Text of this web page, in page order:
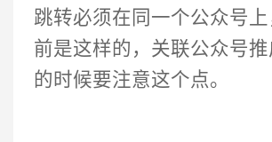
跳转必须在同一个公众号上
前是这样的，关联公众号
的时候要注意这个点。